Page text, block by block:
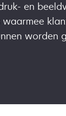
en
worden